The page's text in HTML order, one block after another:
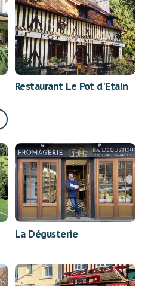
Restaurant Le Pot d'Etain
La Dégusterie